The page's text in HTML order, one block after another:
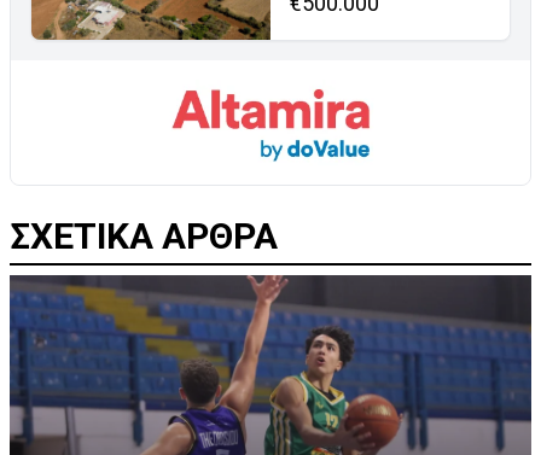
ΣΧΕΤΙΚΑ ΑΡΘΡΑ